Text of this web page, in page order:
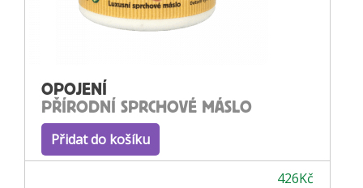
OPOJENÍ
PŘÍRODNÍ SPRCHOVÉ MÁSLO
Přidat do košíku
426Kč